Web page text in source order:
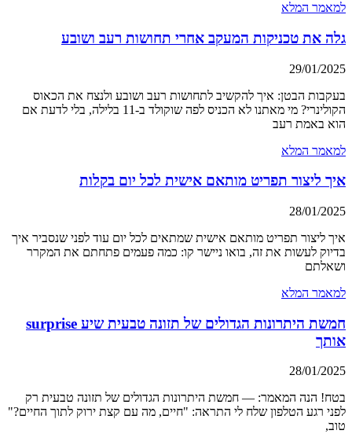
למאמר המלא
גלה את טכניקות המעקב אחרי תחושות רעב ושובע
29/01/2025
בעקבות הבטן: איך להקשיב לתחושות רעב ושובע ולנצח את הכאוס
הקולינרי? מי מאתנו לא הכניס לפה שוקולד ב-11 בלילה, בלי לדעת אם
הוא באמת רעב
למאמר המלא
איך ליצור תפריט מותאם אישית לכל יום בקלות
28/01/2025
איך ליצור תפריט מותאם אישית שמתאים לכל יום עוד לפני שנסביר איך
בדיוק לעשות את זה, בואו ניישר קו: כמה פעמים פתחתם את המקרר
ושאלתם
למאמר המלא
חמשת היתרונות הגדולים של תזונה טבעית שיע surprise
אותך
28/01/2025
בטח! הנה המאמר: — חמשת היתרונות הגדולים של תזונה טבעית רק
לפני רגע הטלפון שלח לי התראה: "חיים, מה עם קצת ירוק לתוך החיים?"
טוב,